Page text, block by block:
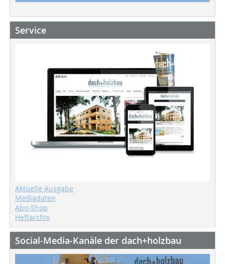
Service
Aktuelle Ausgabe
Mediadaten
Abo-Shop
Heftarchiv
Social-Media-Kanäle der dach+holzbau